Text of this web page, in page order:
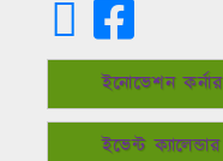
ইনোভেশন কর্নার
ইভেন্ট ক্যালেন্ডার